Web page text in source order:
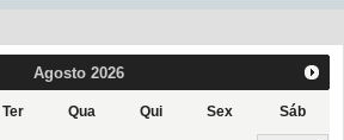
Agosto 2026
Ter Qua Qui Sex Sáb